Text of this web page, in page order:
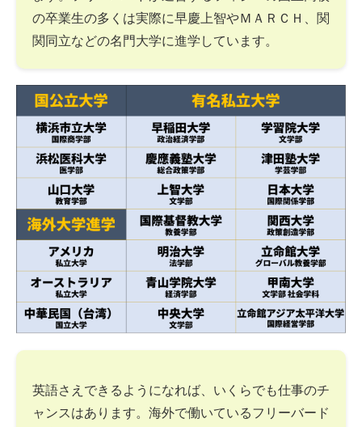
の卒業生の多くは実際に早慶上智やＭＡＲＣＨ、関
関同立などの名門大学に進学しています。
英語さえできるようになれば、いくらでも仕事のチ
ャンスはあります。海外で働いているフリーバード